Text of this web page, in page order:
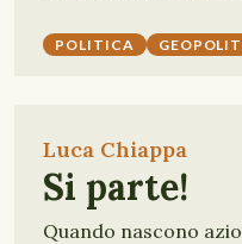
POLITICA
Luca Chiappa
Si parte!
Quando nascono